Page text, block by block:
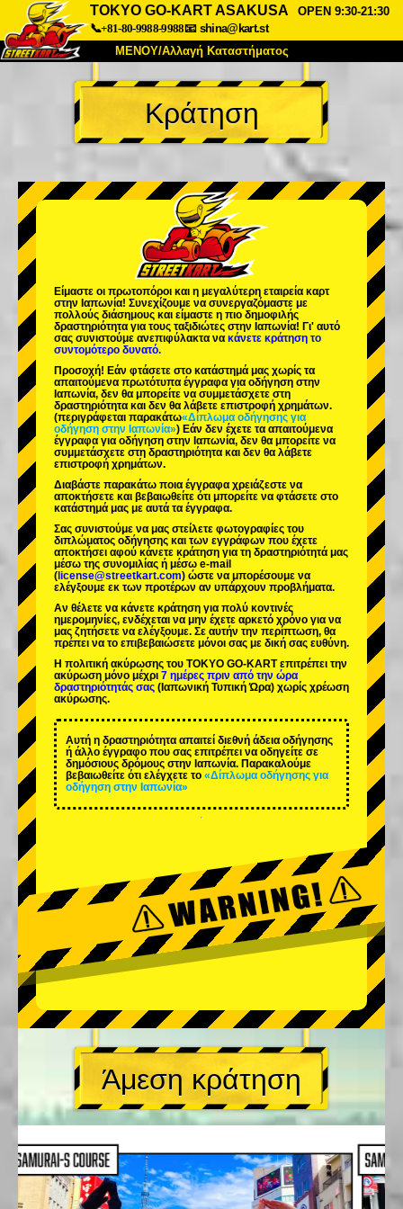
TOKYO GO-KART ASAKUSA
OPEN 9:30-21:30
📞+81-80-9988-9988📧 shina@kart.st
ΜΕΝΟΥ/Αλλαγή Καταστήματος
ΚΥΡΙΩΣ
Σχετικά Προδιαγραφές Τιμές
Συχνές Ερωτήσεις
Εταιρεία Κράτηση
Αλλαγή Καταστήματος
Τόκιο Σινάγαουα #1 Τόκιο Ακίχαμπαρα #1
Τόκιο Ακίχαμπαρα #2
Τόκιο Σιμπούγια Annex Τόκιο Κόλπος
Τόκιο Ασακούσα Οσάκα
Κράτηση
Είμαστε οι πρωτοπόροι και η μεγαλύτερη εταιρεία καρτ
στην Ιαπωνία! Συνεχίζουμε να συνεργαζόμαστε με
πολλούς διάσημους και είμαστε η πιο δημοφιλής
δραστηριότητα για τους ταξιδιώτες στην Ιαπωνία! Γι' αυτό
σας συνιστούμε ανεπιφύλακτα να κάνετε κράτηση το
συντομότερο δυνατό.
Προσοχή! Εάν φτάσετε στο κατάστημά μας χωρίς τα
απαιτούμενα πρωτότυπα έγγραφα για οδήγηση στην
Ιαπωνία, δεν θα μπορείτε να συμμετάσχετε στη
δραστηριότητα και δεν θα λάβετε επιστροφή χρημάτων.
(περιγράφεται παρακάτω«Δίπλωμα οδήγησης για
οδήγηση στην Ιαπωνία») Εάν δεν έχετε τα απαιτούμενα
έγγραφα για οδήγηση στην Ιαπωνία, δεν θα μπορείτε να
συμμετάσχετε στη δραστηριότητα και δεν θα λάβετε
επιστροφή χρημάτων.
Διαβάστε παρακάτω ποια έγγραφα χρειάζεστε να
αποκτήσετε και βεβαιωθείτε ότι μπορείτε να φτάσετε στο
κατάστημά μας με αυτά τα έγγραφα.
Σας συνιστούμε να μας στείλετε φωτογραφίες του
διπλώματος οδήγησης και των εγγράφων που έχετε
αποκτήσει αφού κάνετε κράτηση για τη δραστηριότητά μας
μέσω της συνομιλίας ή μέσω e-mail
( license@streetkart.com) ώστε να μπορέσουμε να
ελέγξουμε εκ των προτέρων αν υπάρχουν προβλήματα.
Αν θέλετε να κάνετε κράτηση για πολύ κοντινές
ημερομηνίες, ενδέχεται να μην έχετε αρκετό χρόνο για να
μας ζητήσετε να ελέγξουμε. Σε αυτήν την περίπτωση, θα
πρέπει να το επιβεβαιώσετε μόνοι σας με δική σας ευθύνη.
Η πολιτική ακύρωσης του TOKYO GO-KART επιτρέπει την
ακύρωση μόνο μέχρι 7 ημέρες πριν από την ώρα
δραστηριότητάς σας (Ιαπωνική Τυπική Ώρα) χωρίς χρέωση
ακύρωσης.
Αυτή η δραστηριότητα απαιτεί διεθνή άδεια οδήγησης
ή άλλο έγγραφο που σας επιτρέπει να οδηγείτε σε
δημόσιους δρόμους στην Ιαπωνία. Παρακαλούμε
βεβαιωθείτε ότι ελέγχετε το «Δίπλωμα οδήγησης για
οδήγηση στην Ιαπωνία»
Άμεση κράτηση